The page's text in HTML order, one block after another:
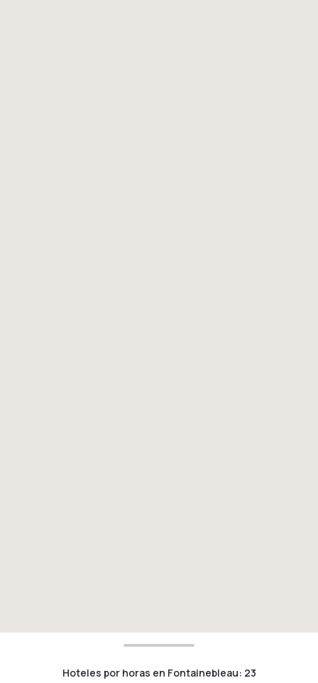
Hoteles por horas en Fontainebleau: 23